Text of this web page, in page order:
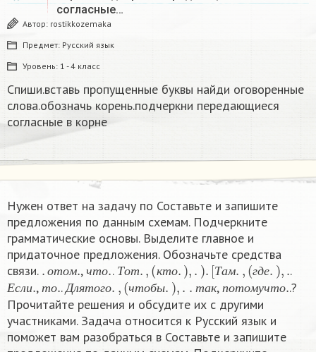
согласные…
Автор: rostikkozemaka
Предмет: Русский язык
Уровень: 1 - 4 класс
Спиши.вставь пропущенные буквы найди оговоренные
слова.обозначь корень.подчеркни передающиеся
согласные в корне
Нужен ответ на задачу по Составьте и запишите
предложения по данным схемам. Подчеркните
грамматические основы. Выделите главное и
придаточное предложения. Обозначьте средства
связи.
от ом
.отом. , чт о
что. . Т о т кт о Там г де
Тот.,(кто.),.).[Там.,(где.),. .
Е сл и
Если.,т о
то. .Длят ог о чт о бы
Длятого. ,(что б ы.),.
т а к
. т ак , п о т ому ч т о
пот о мучт о. .​?
Прочитайте решения и обсудите их с другими
участниками. Задача относится к Русский язык и
поможет вам разобраться в Составьте и запишите